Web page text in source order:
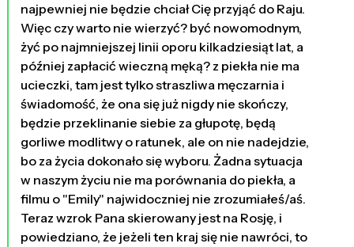
najpewniej nie będzie chciał Cię przyjąć do Raju.
Więc czy warto nie wierzyć? być nowomodnym,
żyć po najmniejszej linii oporu kilkadziesiąt lat, a
później zapłacić wieczną męką? z piekła nie ma
ucieczki, tam jest tylko straszliwa męczarnia i
świadomość, że ona się już nigdy nie skończy,
będzie przeklinanie siebie za głupotę, będą
gorliwe modlitwy o ratunek, ale on nie nadejdzie,
bo za życia dokonało się wyboru. Żadna sytuacja
w naszym życiu nie ma porównania do piekła, a
filmu o "Emily" najwidoczniej nie zrozumiałeś/aś.
Teraz wzrok Pana skierowany jest na Rosję, i
powiedziano, że jeżeli ten kraj się nie nawróci, to